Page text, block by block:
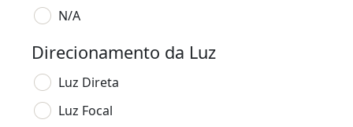
N/A
Direcionamento da Luz
Luz Direta
Luz Focal